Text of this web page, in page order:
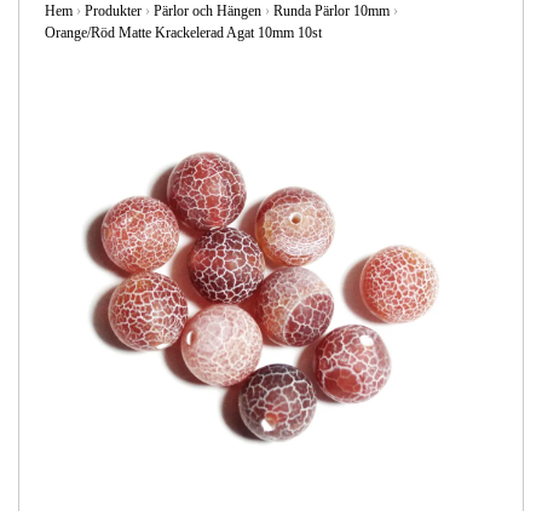
Hem › Produkter › Pärlor och Hängen › Runda Pärlor 10mm ›
Orange/Röd Matte Krackelerad Agat 10mm 10st